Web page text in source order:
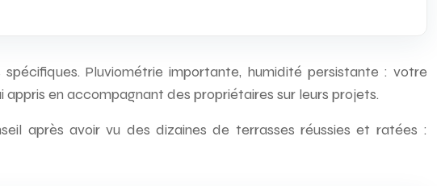
Pluviométrie importante, humidité persistante : votre
appris en accompagnant des propriétaires sur leurs projets.
après avoir vu des dizaines de terrasses réussies et ratées :